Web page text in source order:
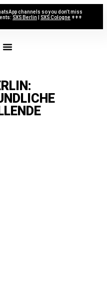
channels so you don’t miss
SXS Berlin SXS Cologne +++